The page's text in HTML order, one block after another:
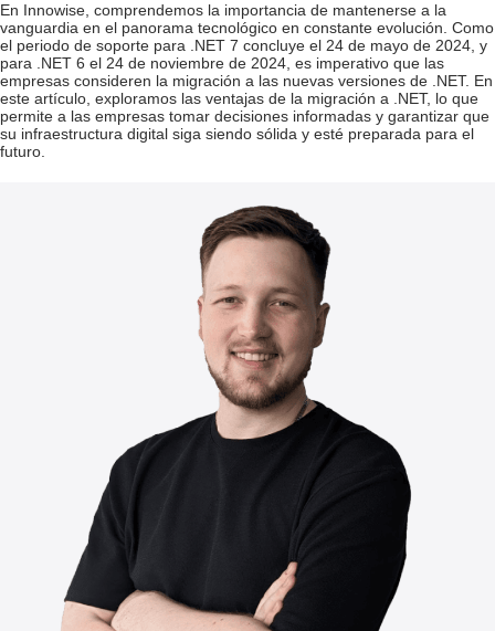
En Innowise, comprendemos la importancia de mantenerse a la
vanguardia en el panorama tecnológico en constante evolución. Como
el periodo de soporte para .NET 7 concluye el 24 de mayo de 2024, y
para .NET 6 el 24 de noviembre de 2024, es imperativo que las
empresas consideren la migración a las nuevas versiones de .NET. En
este artículo, exploramos las ventajas de la migración a .NET, lo que
permite a las empresas tomar decisiones informadas y garantizar que
su infraestructura digital siga siendo sólida y esté preparada para el
futuro.